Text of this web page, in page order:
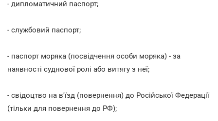
- дипломатичний паспорт;
- службовий паспорт;
- паспорт моряка (посвідчення особи моряка) - за
наявності суднової ролі або витягу з неї;
- свідоцтво на в'їзд (повернення) до Російської Федерації
(тільки для повернення до РФ);